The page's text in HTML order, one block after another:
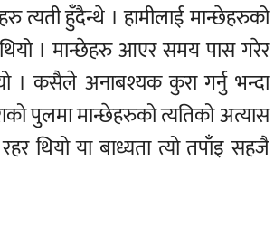
त्यती हुँदैन्थे । हामीलाई मान्छेहरुको
। मान्छेहरु आएर समय पास गरेर
। कसैले अनाबश्यक कुरा गर्नु भन्दा
पुलमा मान्छेहरुको त्यतिको अत्यास
थियो या बाध्यता त्यो तपाँइ सहजै